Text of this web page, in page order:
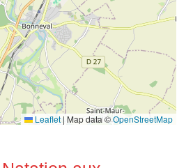
Leaflet | Map data ©OpenStreetMap